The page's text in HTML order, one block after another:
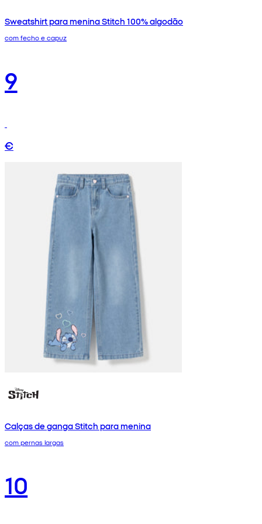
Sweatshirt para menina Stitch 100% algodão
com fecho e capuz
9
€
Calças de ganga Stitch para menina
com pernas largas
10